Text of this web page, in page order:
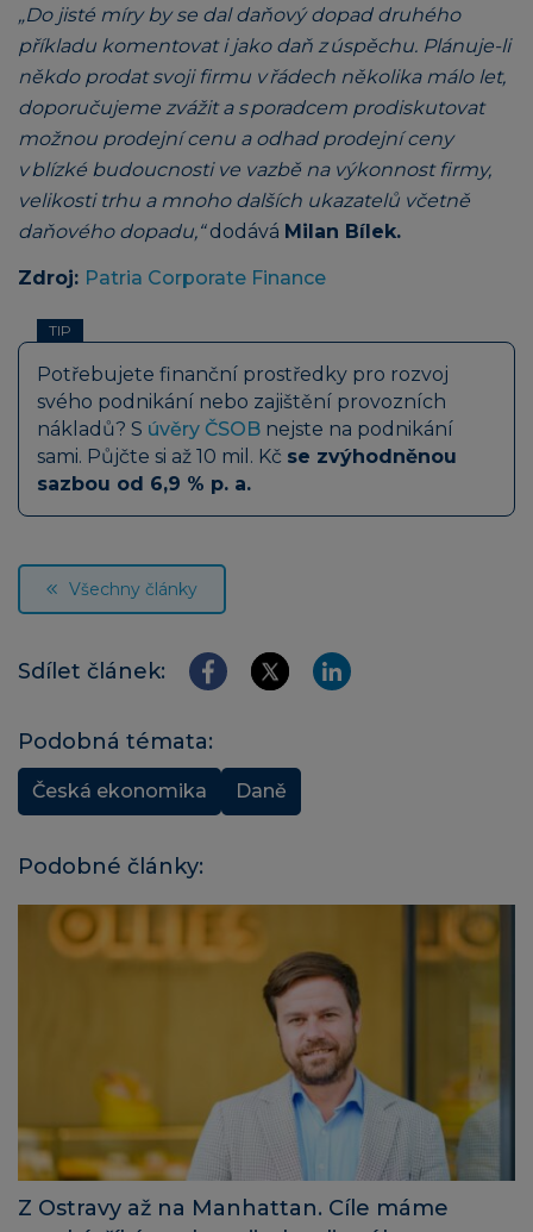
„Do jisté míry by se dal daňový dopad druhého
příkladu komentovat i jako daň z úspěchu. Plánuje-li
někdo prodat svoji firmu v řádech několika málo let,
doporučujeme zvážit a s poradcem prodiskutovat
možnou prodejní cenu a odhad prodejní ceny
v blízké budoucnosti ve vazbě na výkonnost firmy,
velikosti trhu a mnoho dalších ukazatelů včetně
daňového dopadu,“dodává Milan Bílek.
Zdroj: Patria Corporate Finance
TIP
Potřebujete finanční prostředky pro rozvoj
svého podnikání nebo zajištění provozních
nákladů? S úvěry ČSOB nejste na podnikání
sami. Půjčte si až 10 mil. Kč se zvýhodněnou
sazbou od 6,9 % p. a.
Všechny články
Sdílet článek:
Podobná témata:
Česká ekonomika Daně
Podobné články:
Z Ostravy až na Manhattan. Cíle máme